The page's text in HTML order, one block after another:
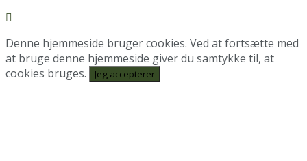
Denne hjemmeside bruger cookies. Ved at fortsætte med
at bruge denne hjemmeside giver du samtykke til, at
cookies bruges.
Jeg accepterer